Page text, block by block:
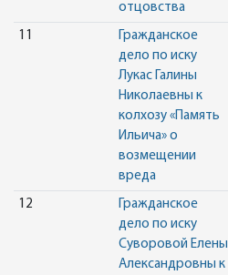
отцовства
11
Гражданское
дело по иску
Лукас Галины
Николаевны к
колхозу «Память
Ильича» о
возмещении
вреда
12
Гражданское
дело по иску
Суворовой Елены
Александровны к